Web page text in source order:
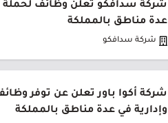
شركة سدافكو تعلن وظائف لحملة
عدة مناطق بالمملكة
شركة سدافكو
شركة أكوا باور تعلن عن توفر
وإدارية في عدة مناطق بالمملكة